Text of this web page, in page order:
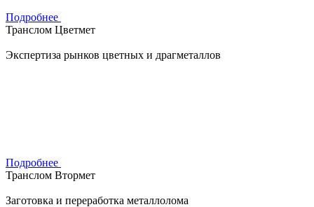
Подробнее
Транслом Цветмет
Экспертиза рынков цветных и драгметаллов
Подробнее
Транслом Втормет
Заготовка и переработка металлолома